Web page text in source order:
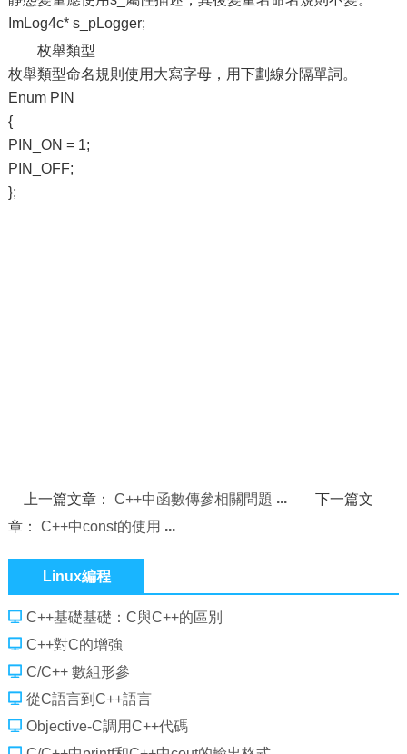
ImLog4c* s_pLogger;
枚舉類型
枚舉類型命名規則使用大寫字母，用下劃線分隔單詞。
Enum PIN
{
PIN_ON = 1;
PIN_OFF;
};
上一篇文章：C++中函數傳參相關問題
下一篇文
章： C++中const的使用
Linux編程
C++基礎基礎：C與C++的區別
C++對C的增強
C/C++ 數組形參
從C語言到C++語言
Objective-C調用C++代碼